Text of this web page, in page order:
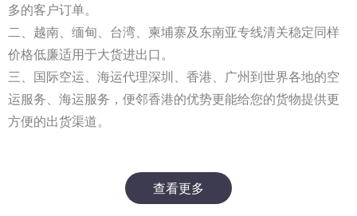
多的客户订单。
二、越南、缅甸、台湾、柬埔寨及东南亚专线清关稳定同样
价格低廉适用于大货进出口。
三、国际空运、海运代理深圳、香港、广州到世界各地的空
运服务、海运服务，便邻香港的优势更能给您的货物提供更
方便的出货渠道。
查看更多